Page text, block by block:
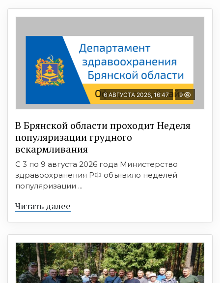
6 АВГУСТА 2026, 16:47 9
В Брянской области проходит Неделя
популяризации грудного
вскармливания
С 3 по 9 августа 2026 года Министерство
здравоохранения РФ объявило неделей
популяризации ...
Читать далее